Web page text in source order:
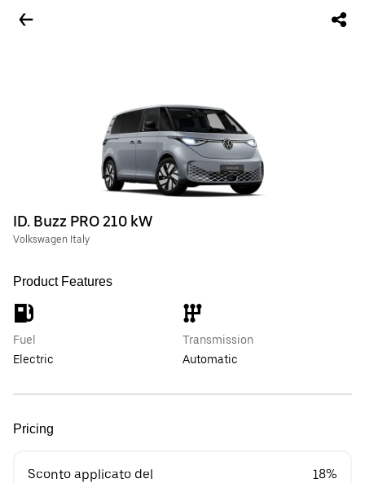
ID. Buzz PRO 210 kW
Volkswagen Italy
Product Features
Fuel
Electric
Transmission
Automatic
Pricing
Sconto applicato del 18%